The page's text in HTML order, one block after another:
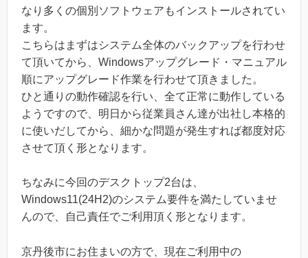
なり多くの個別ソフトウェアもインストールされてい
ます。
こちらはまずはシステム全体のバックアップを行わせ
て頂いてから、Windowsアップグレード・マニュアル
順にアップグレード作業を行わせて頂きました。
ひと通りの動作確認を行い、全て正常に動作している
ようですので、明日から従業員さん達が出社し本格的
に使いだしてから、細かな問題が発生すれば都度対応
させて頂く形となります。
ちなみに今回のデスクトップ2台は、
Windows11(24H2)のシステム要件を満たしていませ
んので、自己責任でご利用頂く形となります。
京丹後市にお住まいの方で、現在ご利用中の